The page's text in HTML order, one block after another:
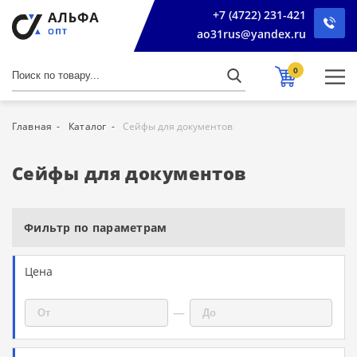
+7 (4722) 231-421
ao31rus@yandex.ru
0
Главная Каталог Сейфы для документов
Сейфы для документов
Фильтр по параметрам
Цена
—